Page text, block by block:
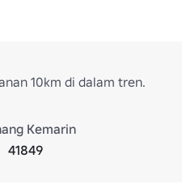
10km di dalam tren.
Kemarin
41849